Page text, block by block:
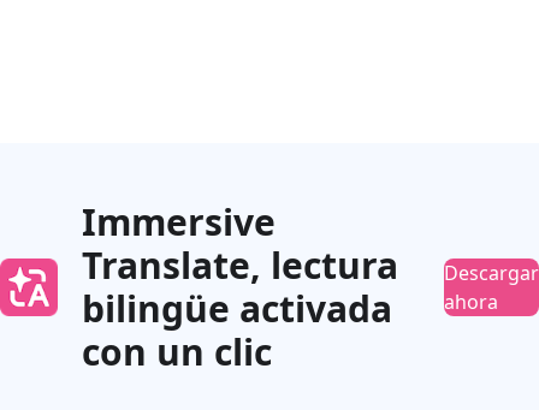
Immersive
Translate, lectura
bilingüe activada
con un clic
Descargar
ahora